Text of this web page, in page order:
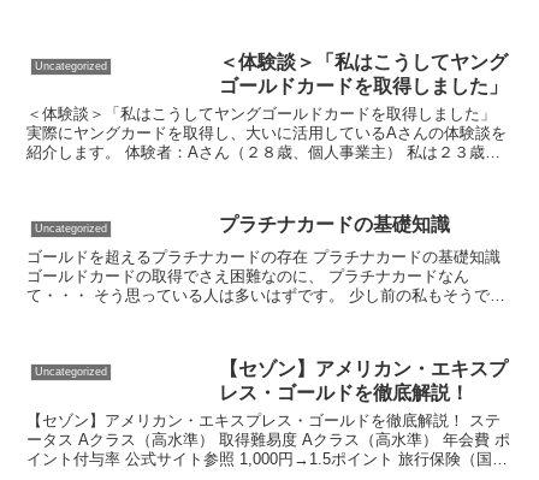
Uncategorized
＜体験談＞「私はこうしてヤング
ゴールドカードを取得しました」
＜体験談＞「私はこうしてヤングゴールドカードを取得しました」
実際にヤングカードを取得し、大いに活用しているAさんの体験談を
紹介します。 体験者：Aさん（２８歳、個人事業主） 私は２３歳の
Uncategorized プラチナカードの基礎知識
ゴールドを超えるプラチナカードの存在 プラチナカードの基礎知識
ゴールドカードの取得でさえ困難なのに、 プラチナカードなん
て・・・ そう思っている人は多いはずです。 少し前の私もそうでし
Uncategorized
【セゾン】アメリカン・エキスプ
レス・ゴールドを徹底解説！
【セゾン】アメリカン・エキスプレス・ゴールドを徹底解説！ ステ
ータス Aクラス（高水準） 取得難易度 Aクラス（高水準） 年会費 ポ
イント付与率 公式サイト参照 1,000円→1.5ポイント 旅行保険（国